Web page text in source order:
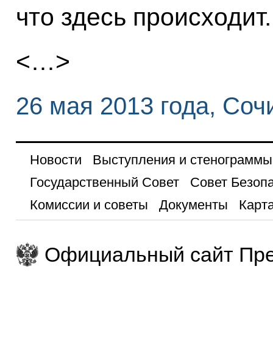
что здесь происходит.
<…>
26 мая 2013 года,
Новости
Выступления и стенограммы
Государственный Совет
Совет
Комиссии и советы
Документы
Официальный сайт